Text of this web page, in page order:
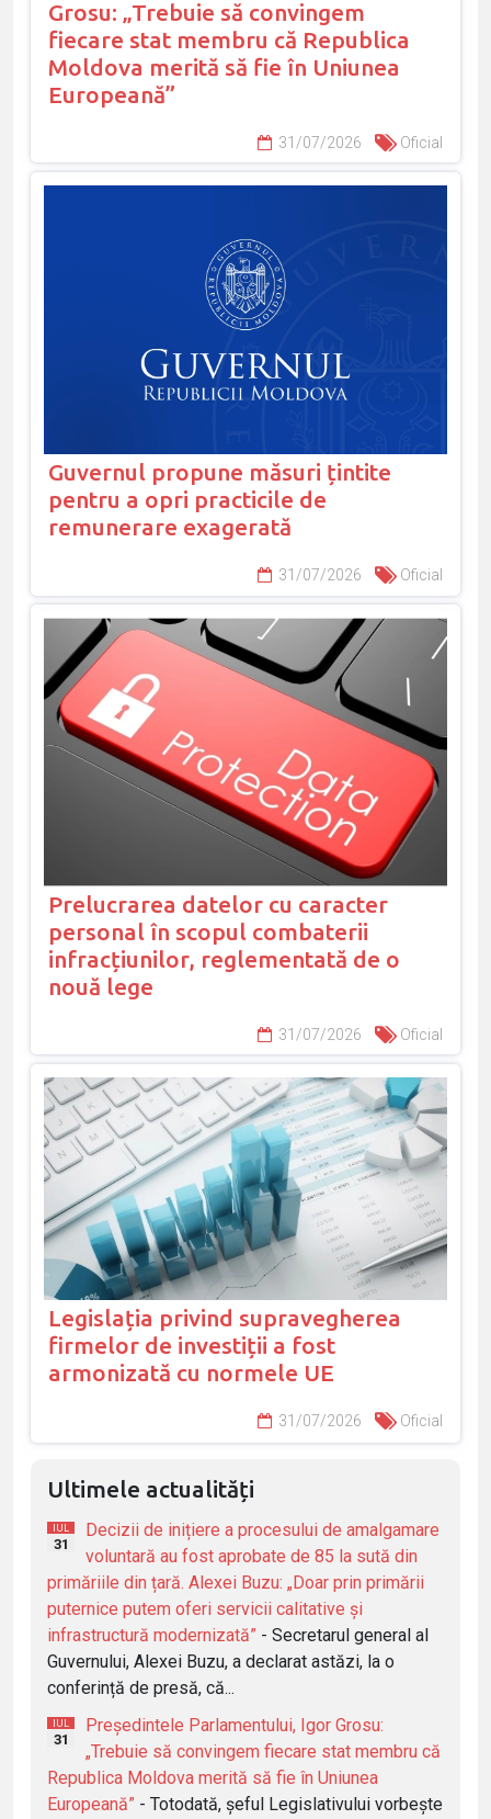
Grosu: „Trebuie să convingem
fiecare stat membru că Republica
Moldova merită să fie în Uniunea
Europeană”
31/07/2026 Oficial
Guvernul propune măsuri țintite
pentru a opri practicile de
remunerare exagerată
31/07/2026 Oficial
Prelucrarea datelor cu caracter
personal în scopul combaterii
infracțiunilor, reglementată de o
nouă lege
31/07/2026 Oficial
Legislația privind supravegherea
firmelor de investiții a fost
armonizată cu normele UE
31/07/2026 Oficial
Ultimele actualități
IUL
31
Decizii de inițiere a procesului de amalgamare
voluntară au fost aprobate de 85 la sută din
primăriile din țară. Alexei Buzu: „Doar prin primării
puternice putem oferi servicii calitative și
infrastructură modernizată” - Secretarul general al
Guvernului, Alexei Buzu, a declarat astăzi, la o
conferință de presă, că...
IUL
31
Președintele Parlamentului, Igor Grosu:
„Trebuie să convingem fiecare stat membru că
Republica Moldova merită să fie în Uniunea
Europeană” - Totodată, șeful Legislativului vorbește